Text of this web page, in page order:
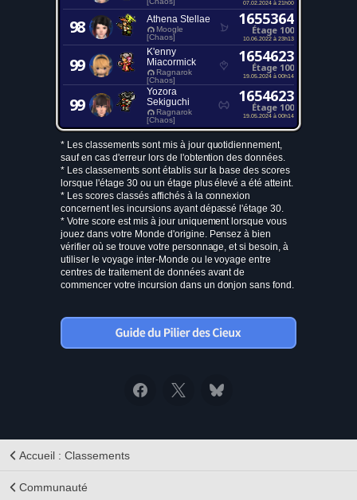
07.02.2024 à 21h00
98 Athena Stellae
Moogle
[Chaos]
1655364
Étage 100
10.06.2022 à 23h13
99
K'enny
Miacormick
Ragnarok
[Chaos]
1654623
Étage 100
19.05.2024 à 00h14
99
Yozora
Sekiguchi
Ragnarok
[Chaos]
1654623
Étage 100
19.05.2024 à 00h14
* Les classements sont mis à jour quotidiennement,
sauf en cas d'erreur lors de l'obtention des données.
* Les classements sont établis sur la base des scores
lorsque l'étage 30 ou un étage plus élevé a été atteint.
* Les scores classés affichés à la connexion
concernent les incursions ayant dépassé l'étage 30.
* Votre score est mis à jour uniquement lorsque vous
jouez dans votre Monde d'origine. Pensez à bien
vérifier où se trouve votre personnage, et si besoin, à
utiliser le voyage inter-Monde ou le voyage entre
centres de traitement de données avant de
commencer votre incursion dans un donjon sans fond.
Accueil : Classements
Communauté